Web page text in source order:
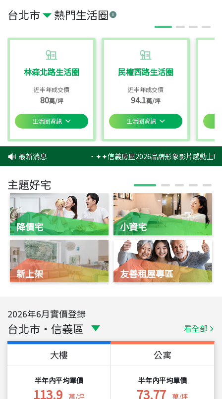
台北市 熱門生活圈
林森北路生活圈
近半年成交價
80萬/坪
生活圈資訊
民權西路生活圈
近半年成交價
94.1萬/坪
生活圈資訊
最新消息 ‧✦✦信義房屋2026品牌形象影片感動上
主題好宅
降價宅
新上架
小資宅
友善租屋專區
2026年6月實價登錄
台北市 ・ 信義區 看全部
大樓
半年內平均單價
113.9 萬/坪
公寓
半年內平均單價
73.77 萬/坪